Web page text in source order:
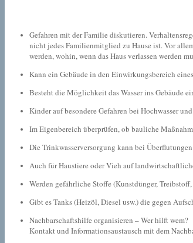
Gefahren mit der Familie diskutieren.
nicht jedes Familienmitglied zu Hause ist. Vor
werden, wohin, wenn das Haus verlassen werden
Kann ein Gebäude in den Einwirkungsbereich
Besteht die Möglichkeit das Wasser ins Gebäude
Kinder auf besondere Gefahren bei Hochwasser
Im Eigenbereich überprüfen, ob bauliche
Die Trinkwasserversorgung kann bei
Auch für Haustiere oder Vieh auf
Werden gefährliche Stoffe (Kunstdünger,
Gibt es Tanks (Heizöl, Diesel usw.) die gegen
Nachbarschaftshilfe organisieren – Wer hilft wem?
Kontakt und Informationsaustausch mit dem